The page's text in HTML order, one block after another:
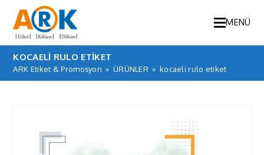
MENÜ
KOCAELI RULO ETIKET
ARK Etiket & Promosyon » ÜRÜNLER » kocaeli rulo etiket